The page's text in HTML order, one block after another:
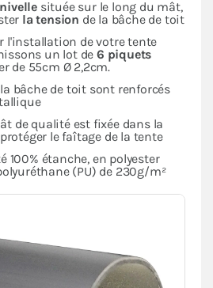
située sur le long du mât,
la tension de la bâche de toit
l'installation de votre tente
un lot de6 piquets
de 55cm Ø 2,2cm.
la bâche de toit sont renforcés
de qualité est fixée dans la
le faîtage de la tente
100% étanche, en polyester
(PU) de 230g/m²